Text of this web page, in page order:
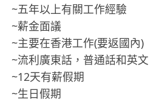
~五年以上有關工作經驗
~薪金面議
~主要在香港工作(要返國內)
~流利廣東話，普通話和英文
~12天有薪假期
~生日假期